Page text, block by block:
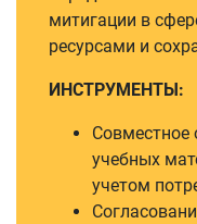
митигации в
ресурсами и
ИНСТРУМЕНТЫ:
Совместное
учебных
учетом